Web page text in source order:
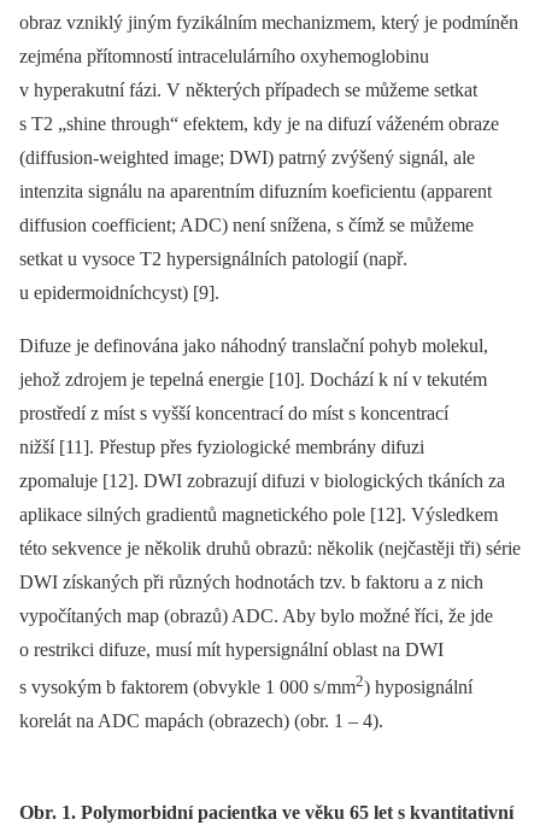
obraz vzniklý jiným fyzikálním mechanizmem, který je podmíněn
zejména přítomností intracelulárního oxyhemoglobinu
v hyperakutní fázi. V ně­kte­rých případech se můžeme setkat
s T2 „shine through“ efektem, kdy je na difuzí váženém obraze
(dif­fusion-weighted image; DWI) patrný zvýšený signál, ale
intenzita signálu na aparentním difuzním koeficientu (apparent
dif­fusion coef­ficient; ADC) není snížena, s čímž se můžeme
setkat u vysoce T2 hypersignálních patologií (např.
u epidermoidníchcyst) [9].
Difuze je definována jako náhodný translační pohyb molekul,
jehož zdrojem je tepelná energie [10]. Dochází k ní v tekutém
prostředí z míst s vyšší koncentrací do míst s koncentrací
nižší [11]. Přestup přes fyziologické membrány difuzi
zpomaluje [12]. DWI zobrazují difuzi v bio­logických tkáních za
aplikace silných gradientů magnetického pole [12]. Výsledkem
této sekvence je několik druhů obrazů: několik (nejčastěji tři) série
DWI získaných při různých hodnotách tzv. b faktoru a z nich
vypočítaných map (obrazů) ADC. Aby bylo možné říci, že jde
o restrikci difuze, musí mít hypersignální oblast na DWI
s vysokým b faktorem (obvykle 1 000 s/ m­m2) hyposignální
korelát na ADC mapách (obrazech) (obr. 1 –⁠ 4).
Obr. 1. Polymorbidní pacientka ve věku 65 let s kvantitativní